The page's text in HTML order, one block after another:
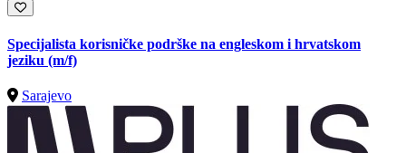
Specijalista korisničke podrške na engleskom i hrvatskom
jeziku (m/f)
Sarajevo